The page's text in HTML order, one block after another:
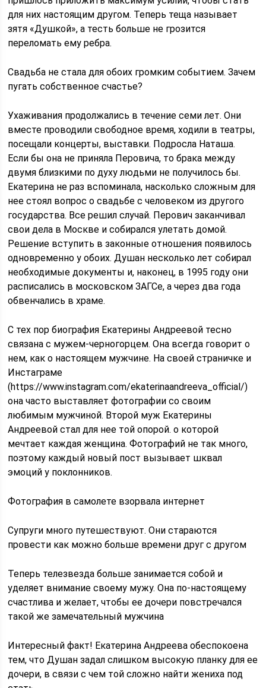
для них настоящим другом. Теперь теща называет
зятя «Душкой», а тесть больше не грозится
переломать ему ребра.
Свадьба не стала для обоих громким событием. Зачем
пугать собственное счастье?
Ухаживания продолжались в течение семи лет. Они
вместе проводили свободное время, ходили в театры,
посещали концерты, выставки. Подросла Наташа.
Если бы она не приняла Перовича, то брака между
двумя близкими по духу людьми не получилось бы.
Екатерина не раз вспоминала, насколько сложным для
нее стоял вопрос о свадьбе с человеком из другого
государства. Все решил случай. Перович заканчивал
свои дела в Москве и собирался улетать домой.
Решение вступить в законные отношения появилось
одновременно у обоих. Душан несколько лет собирал
необходимые документы и, наконец, в 1995 году они
расписались в московском ЗАГСе, а через два года
обвенчались в храме.
С тех пор биография Екатерины Андреевой тесно
связана с мужем-черногорцем. Она всегда говорит о
нем, как о настоящем мужчине. На своей страничке и
Инстаграме
(https://www.instagram.com/ekaterinaandreeva_official/)
она часто выставляет фотографии со своим
любимым мужчиной. Второй муж Екатерины
Андреевой стал для нее той опорой. о которой
мечтает каждая женщина. Фотографий не так много,
поэтому каждый новый пост вызывает шквал
эмоций у поклонников.
Фотография в самолете взорвала интернет
Супруги много путешествуют. Они стараются
провести как можно больше времени друг с другом
Теперь телезвезда больше занимается собой и
уделяет внимание своему мужу. Она по-настоящему
счастлива и желает, чтобы ее дочери повстречался
такой же замечательный мужчина
Интересный факт! Екатерина Андреева обеспокоена
тем, что Душан задал слишком высокую планку для ее
дочери, в связи с чем той сложно найти жениха под